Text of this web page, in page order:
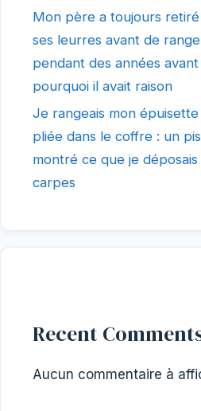
Mon père a toujours
ses leurres avant de
pendant des années
pourquoi il avait raison
Je rangeais mon
pliée dans le coffre : un
montré ce que je
carpes
Recent
Aucun commentaire à